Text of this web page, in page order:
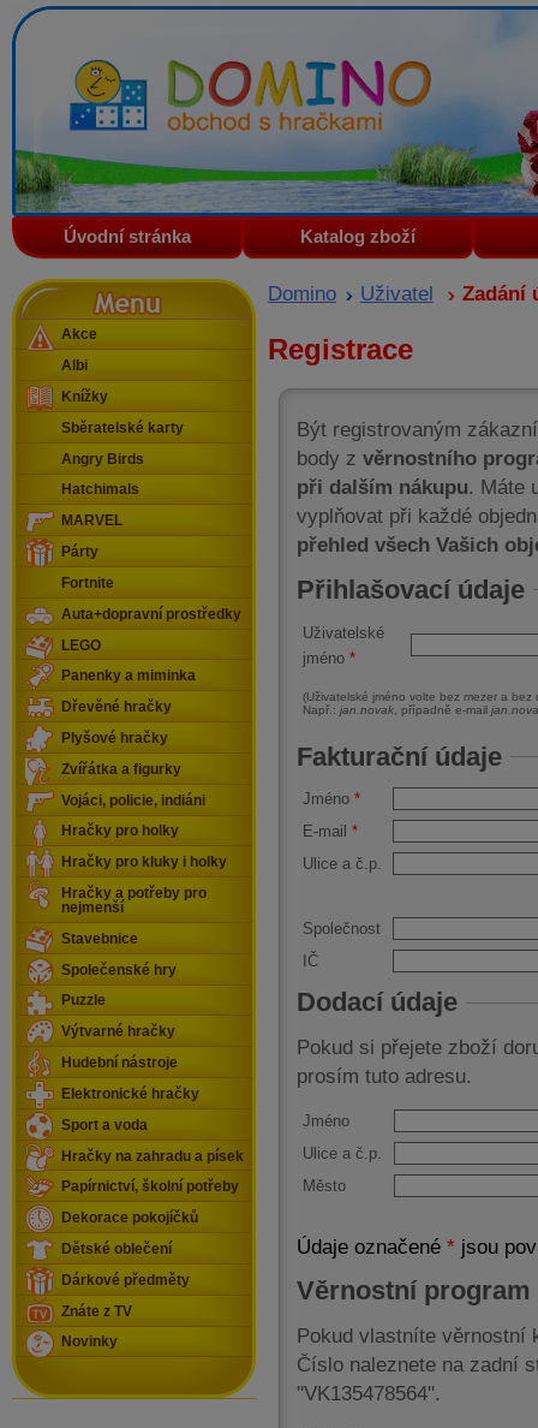
Domino - obchod s hračkami
Úvodní stránka Katalog zboží
Domino Uživatel Zadání
Registrace
Být registrovaným
body z věrnostního
při dalším nákupu. Máte
vyplňovat při každé
přehled všech Vašich
Přihlašovací údaje
Uživatelské
jméno *
(Uživatelské jméno volte bez mezer a bez
Např.: jan.novak, případně e-mail
Fakturační údaje
Jméno *
E-mail *
Ulice a č.p.
Společnost
IČ
Dodací údaje
Pokud si přejete zboží
prosím tuto adresu.
Jméno
Ulice a č.p.
Město
Údaje označené * jsou
Věrnostní program
Pokud vlastníte věrnostní
Číslo naleznete na zadní
"VK135478564".
Menu
Akce
Albi
Knížky
Sběratelské karty
Angry Birds
Hatchimals
MARVEL
Párty
Fortnite
Auta+dopravní prostředky
LEGO
Panenky a miminka
Dřevěné hračky
Plyšové hračky
Zvířátka a figurky
Vojáci, policie, indiáni
Hračky pro holky
Hračky pro kluky i holky
Hračky a potřeby pro
nejmenší
Stavebnice
Společenské hry
Puzzle
Výtvarné hračky
Hudební nástroje
Elektronické hračky
Sport a voda
Hračky na zahradu a písek
Papírnictví, školní potřeby
Dekorace pokojíčků
Dětské oblečení
Dárkové předměty
Znáte z TV
Novinky